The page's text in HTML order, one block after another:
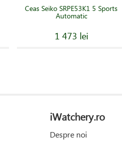
Ceas Seiko SRPE53K1 5 Sports
Automatic
1 473 lei
iWatchery.ro
Despre noi